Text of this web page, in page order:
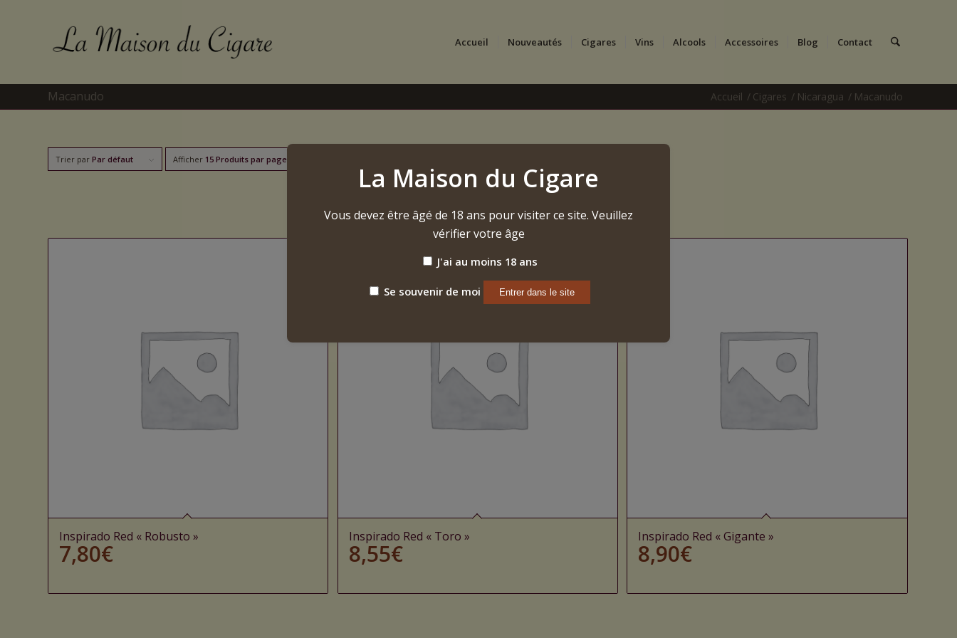
Accueil Nouveautés Cigares Vins Alcools Accessoires Blog Contact
Macanudo Accueil / Cigares / Nicaragua / Macanudo
Trier par Par défaut Afficher 15 Produits par page
Inspirado Red « Robusto »
7,80€
Inspirado Red « Toro »
8,55€
Inspirado Red « Gigante »
8,90€
La Maison du Cigare
Vous devez être âgé de 18 ans pour visiter ce site. Veuillez
vérifier votre âge
J'ai au moins 18 ans
Se souvenir de moi